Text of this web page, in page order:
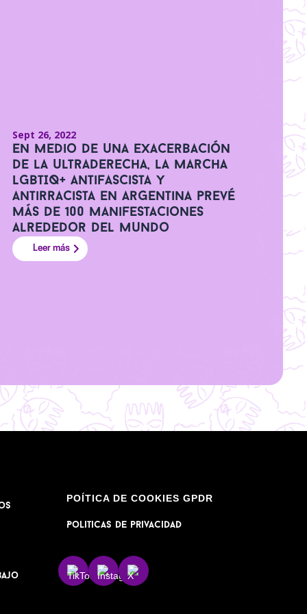
Sept 26, 2022
En medio de una exacerbación
de la ultraderecha, la marcha
LGBTIQ+ antifascista y
antirracista en Argentina prevé
más de 100 manifestaciones
alrededor del mundo
Leer más
POÍTICA DE COOKIES GPDR
Politicas de privacidad